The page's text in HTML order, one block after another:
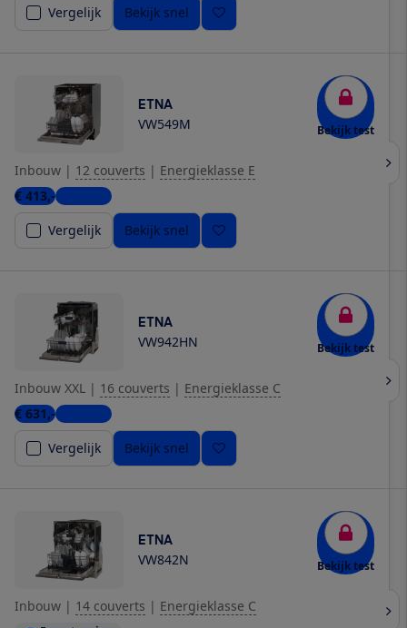
Vergelijk
Bekijk snel
ETNA
VW549M Bekijk test
Inbouw | 12 couverts | Energieklasse E
€ 413,-5 winkels
Vergelijk
Bekijk snel
ETNA
VW942HN Bekijk test
Inbouw XXL | 16 couverts | Energieklasse C
€ 631,-4 winkels
Vergelijk
Bekijk snel
ETNA
VW842N Bekijk test
Inbouw | 14 couverts | Energieklasse C